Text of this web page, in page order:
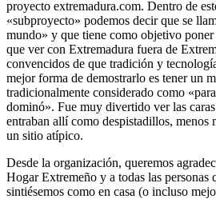
proyecto extremadura.com. Dentro de
«subproyecto» podemos decir que se
mundo» y que tiene como objetivo
que ver con Extremadura fuera de
convencidos de que tradición y
mejor forma de demostrarlo es tener un
tradicionalmente considerado como
dominó». Fue muy divertido ver las
entraban allí como despistadillos, menos
un sitio atípico.
Desde la organización, queremos
Hogar Extremeño y a todas las personas
sintiésemos como en casa (o incluso